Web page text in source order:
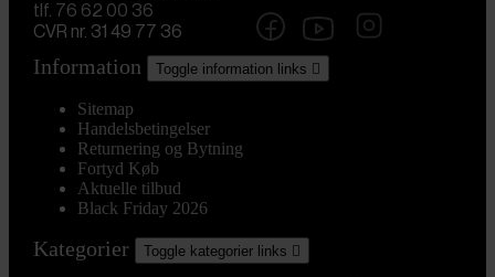
tlf. 76 62 00 36
CVR nr. 31 49 77 36
Information Toggle information links 
Sitemap
Handelsbetingelser
Returnering og Bytning
Fortyd Køb
Aktuelle tilbud
Black Friday 2026
Kategorier Toggle kategorier links 